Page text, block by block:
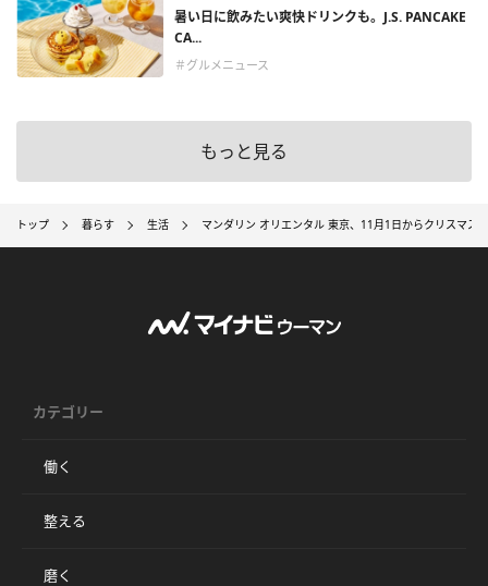
暑い日に飲みたい爽快ドリンクも。J.S. PANCAKE
CA...
＃グルメニュース
もっと見る
トップ 暮らす 生活 マンダリン オリエンタル 東京、11月1日からクリスマス
カテゴリー
働く
整える
磨く